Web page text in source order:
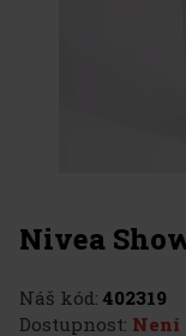
Nivea
Náš kód: 402319
Dostupnost: Není